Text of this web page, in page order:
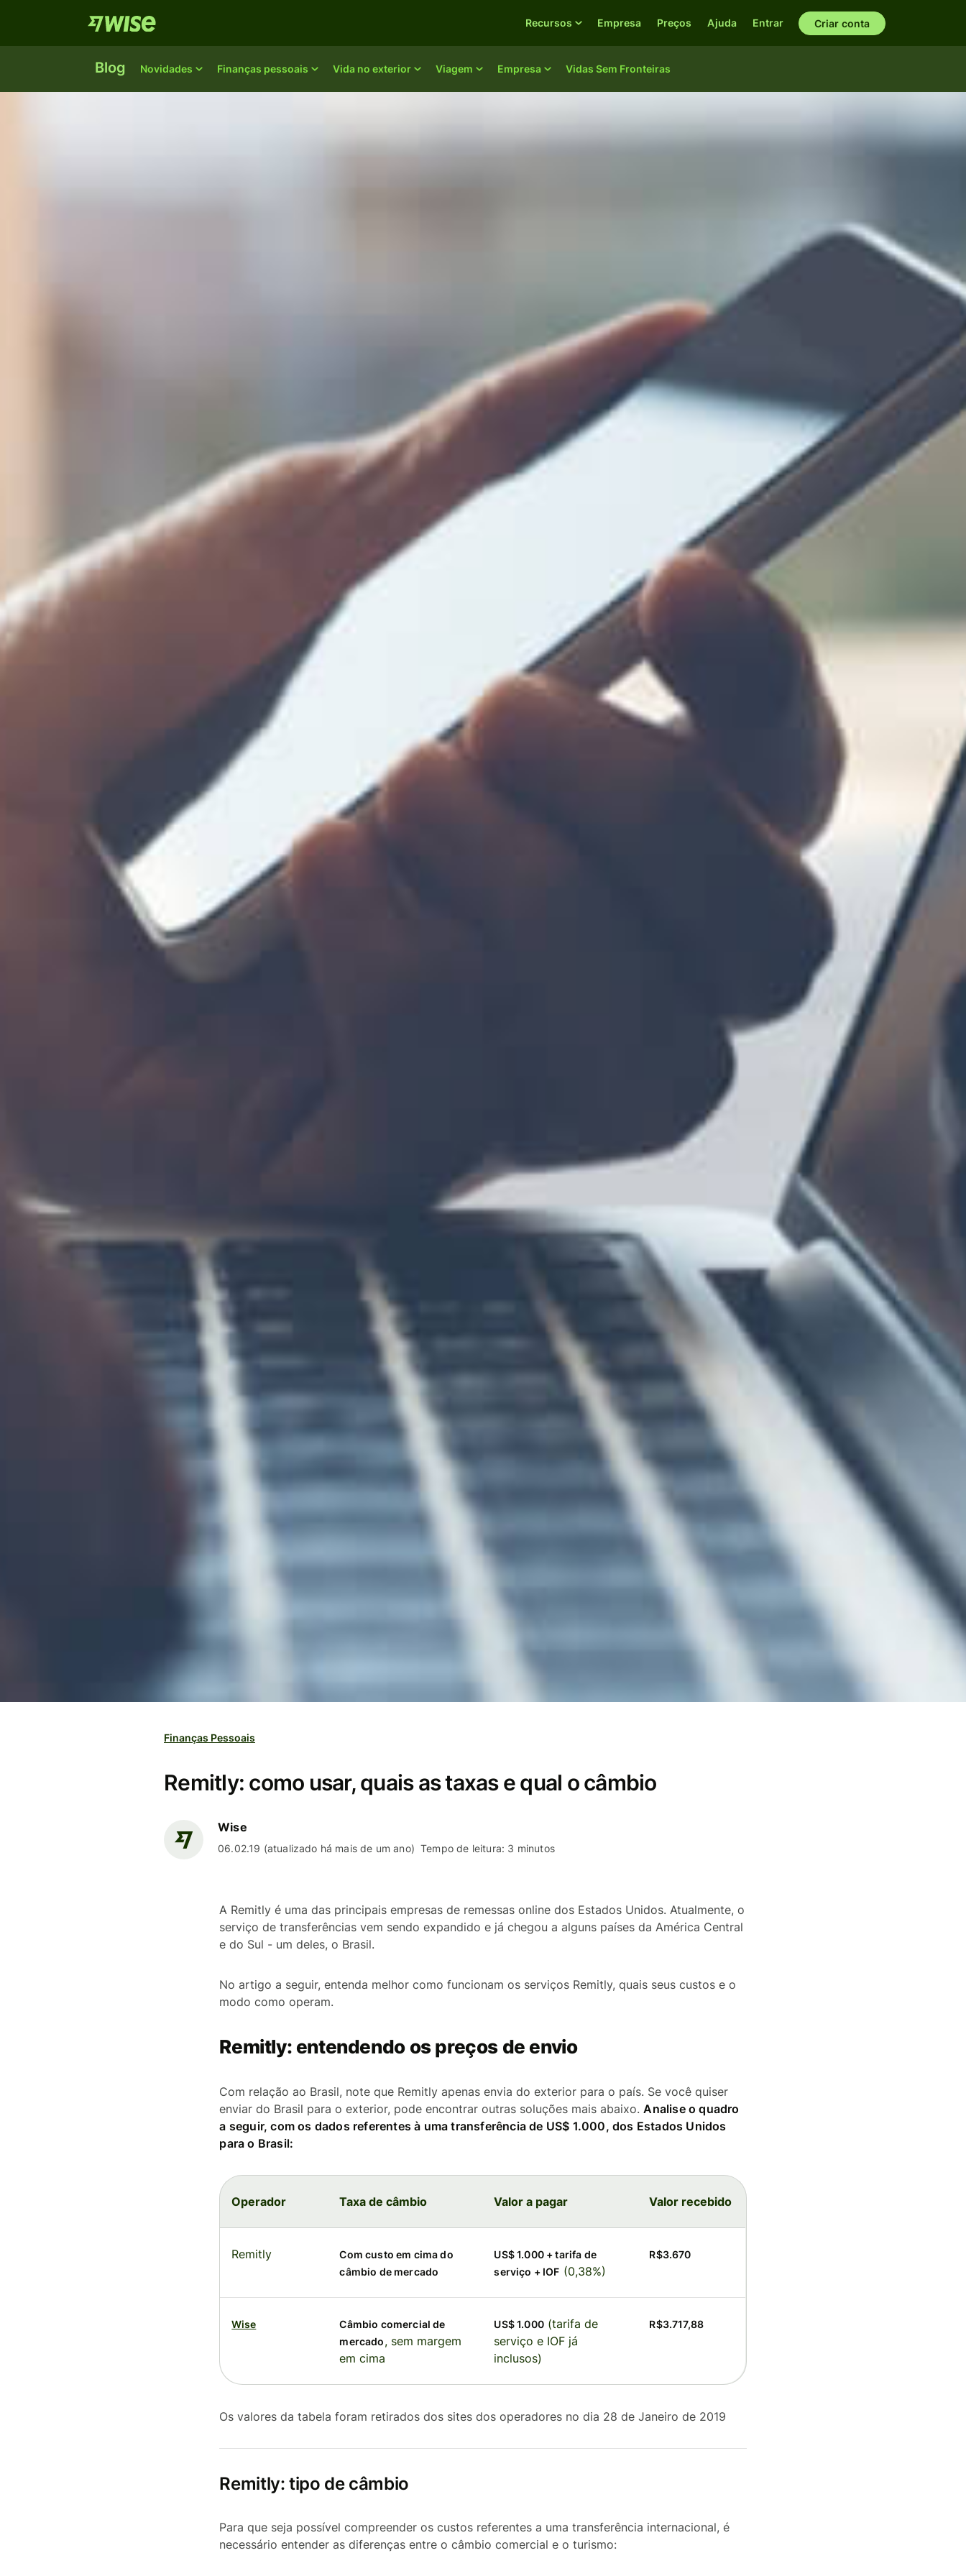
Blog Novidades Finanças pessoais Vida no exterior Viagem Empresa Vidas Sem Fronteiras
Recursos Empresa Preços Ajuda Entrar Criar conta
Finanças Pessoais
Remitly: como usar, quais as taxas e qual o câmbio
Wise
06.02.19 (atualizado há mais de um ano) Tempo de leitura: 3 minutos
A Remitly é uma das principais empresas de remessas online dos Estados Unidos. Atualmente, o
serviço de transferências vem sendo expandido e já chegou a alguns países da América Central
e do Sul - um deles, o Brasil.
No artigo a seguir, entenda melhor como funcionam os serviços Remitly, quais seus custos e o
modo como operam.
Remitly: entendendo os preços de envio
Com relação ao Brasil, note que Remitly apenas envia do exterior para o país. Se você quiser
enviar do Brasil para o exterior, pode encontrar outras soluções mais abaixo.Analise o quadro
a seguir, com os dados referentes à uma transferência de US$ 1.000, dos Estados Unidos
para o Brasil:
Operador Taxa de câmbio Valor a pagar Valor recebido
Remitly
Com custo em cima do
câmbio de mercado
US$ 1.000 + tarifa de
serviço + IOF (0,38%)
R$3.670
Wise
Câmbio comercial de
mercado, sem margem
em cima
US$ 1.000(tarifa de
serviço e IOF já
inclusos)
R$3.717,88
Os valores da tabela foram retirados dos sites dos operadores no dia 28 de Janeiro de 2019
Remitly: tipo de câmbio
Para que seja possível compreender os custos referentes a uma transferência internacional, é
necessário entender as diferenças entre o câmbio comercial e o turismo: